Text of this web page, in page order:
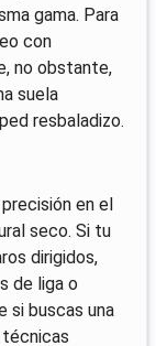
gama. Para
con
no obstante,
suela
resbaladizo.
en el
seco. Si tu
dirigidos,
de liga o
si buscas una